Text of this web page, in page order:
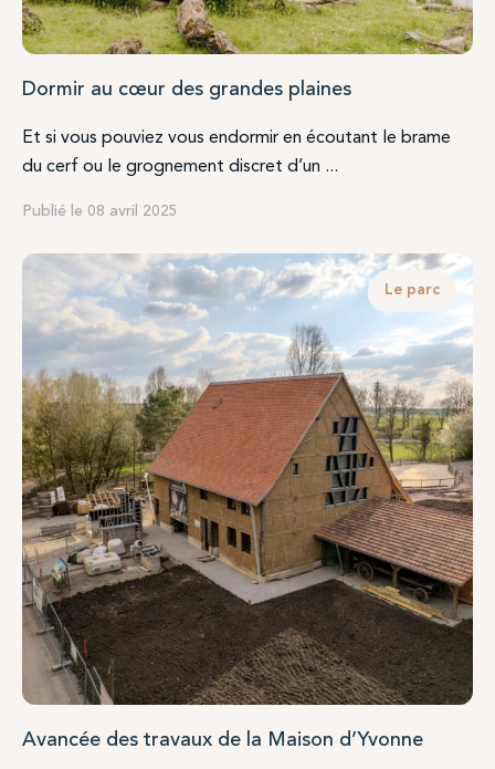
Dormir au cœur des grandes plaines
Et si vous pouviez vous endormir en écoutant le brame
du cerf ou le grognement discret d’un ...
Publié le 08 avril 2025
Le parc
Avancée des travaux de la Maison d’Yvonne